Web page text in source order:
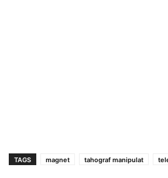
TAGS magnet tahograf manipulat